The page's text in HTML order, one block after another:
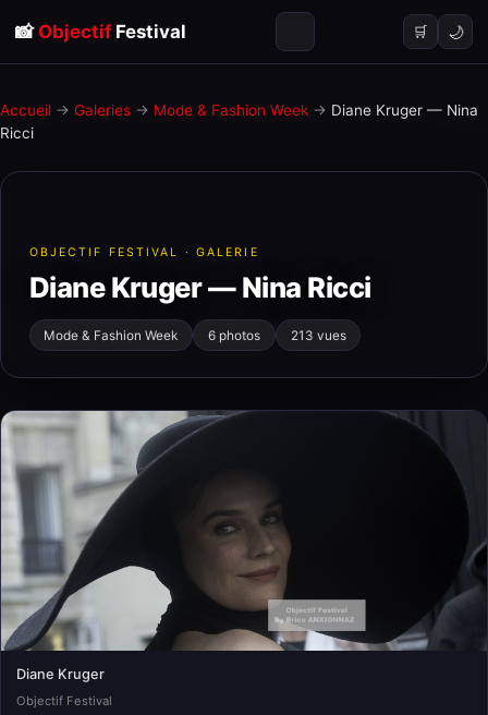
📸 ObjectifFestival 🛒 🌙
Accueil → Galeries → Mode & Fashion Week → Diane Kruger — Nina
Ricci
OBJECTIF FESTIVAL · GALERIE
Diane Kruger — Nina Ricci
Mode & Fashion Week 6 photos 213 vues
Diane Kruger
Objectif Festival